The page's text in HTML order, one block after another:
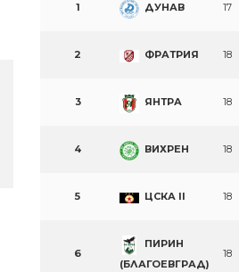
1 ДУНАВ 17
2 ФРАТРИЯ 18
3 ЯНТРА 18
4 ВИХРЕН 18
5 ЦСКА II 18
6
ПИРИН
(БЛАГОЕВГРАД)
18